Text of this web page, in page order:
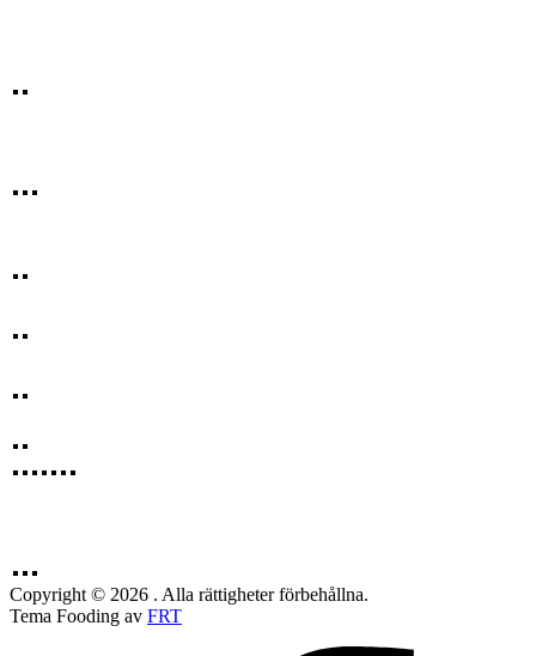
Copyright © 2026 . Alla rättigheter förbehållna.
Tema Fooding av FRT